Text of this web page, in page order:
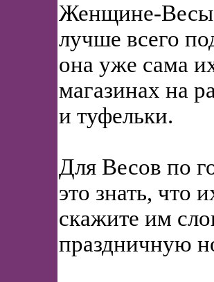
Женщине-Весы
лучше всего
она уже сама
магазинах на
и туфельки.
Для Весов по
это знать, что
скажите им
праздничную